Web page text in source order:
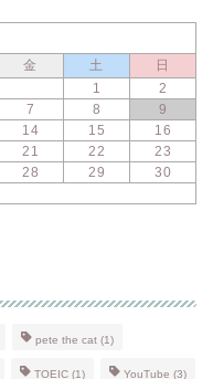
金 土
日
1
2
7 8
9
14 15
16
21 22
23
28 29
30
pete the cat (1)
TOEIC (1) YouTube (3)